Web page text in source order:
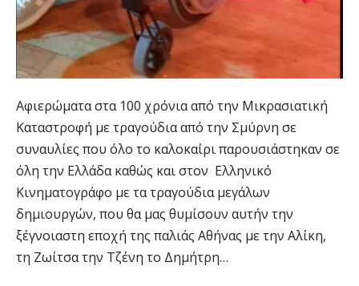
Αφιερώματα στα 100 χρόνια από την Μικρασιατική
Καταστροφή με τραγούδια από την Σμύρνη σε
συναυλίες που όλο το καλοκαίρι παρουσιάστηκαν σε
όλη την Ελλάδα καθώς και στον Ελληνικό
Κινηματογράφο με τα τραγούδια μεγάλων
δημιουργών, που θα μας θυμίσουν αυτήν την
ξέγνοιαστη εποχή της παλιάς Αθήνας με την Αλίκη,
τη Ζωίτσα την Τζένη το Δημήτρη…